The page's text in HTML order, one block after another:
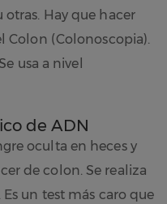
Hay que hacer
Colon (Colonoscopia).
usa a nivel
de ADN
oculta en heces y
de colon. Se realiza
Es un test más caro que